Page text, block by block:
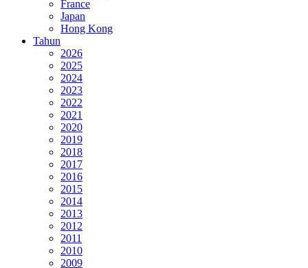
France
Japan
Hong Kong
Tahun
2026
2025
2024
2023
2022
2021
2020
2019
2018
2017
2016
2015
2014
2013
2012
2011
2010
2009